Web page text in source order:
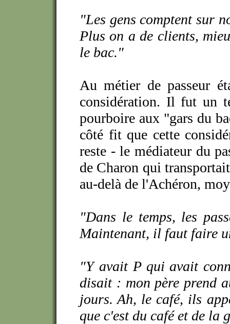
"Les gens comptent sur
Plus on a de clients,
le bac."
Au métier de passeur
considération. Il fut un
pourboire aux "gars du
côté fit que cette
reste - le médiateur du
de Charon qui
au-delà de l'Achéron,
"Dans le temps, les
Maintenant, il faut faire
"Y avait P qui avait
disait : mon père prend
jours. Ah, le café, ils
que c'est du café et de la